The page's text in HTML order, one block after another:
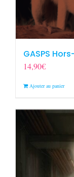
GASPS
14,90€
Ajouter au panier